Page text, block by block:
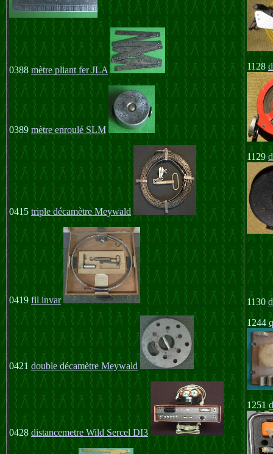
0388 mètre pliant fer JLA
0389 mètre enroulé SLM
0415 triple décamètre Meywald
0419 fil invar
0421 double décamètre Meywald
0428 distancemetre Wild Sercel DI3
1128
1129
1130
1244
1251